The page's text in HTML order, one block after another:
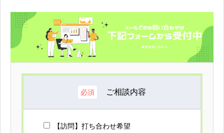
必須 ご相談内容
【訪問】打ち合わせ希望